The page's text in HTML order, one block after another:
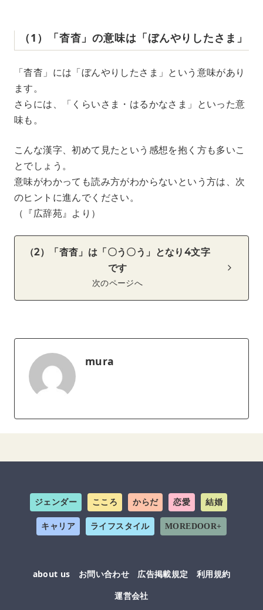
（1）「杳杳」の意味は「ぼんやりしたさま」
「杳杳」には「ぼんやりしたさま」という意味があり
ます。
さらには、「くらいさま・はるかなさま」といった意
味も。
こんな漢字、初めて見たという感想を抱く方も多いこ
とでしょう。
意味がわかっても読み方がわからないという方は、次
のヒントに進んでください。
（『広辞苑』より）
（2）「杳杳」は「〇う〇う」となり4文字
です
次のページへ
mura
ジェンダー こころ からだ 恋愛 結婚
キャリア ライフスタイル MOREDOOR+
about us お問い合わせ 広告掲載規定
利用規約
運営会社